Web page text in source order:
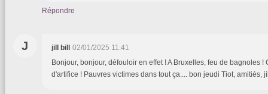
Répondre
J jill bill
02/01/2025 11:41
Bonjour, bonjour, défouloir en effet ! A Bruxelles, feu de bagnoles !
d'artifice ! Pauvres victimes dans tout ça.... bon jeudi Tiot, amitiés,